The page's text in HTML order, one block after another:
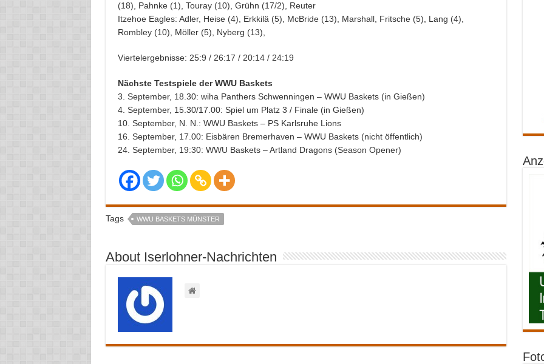
(18), Pahnke (1), Touray (10), Grühn (17/2), Reuter
Itzehoe Eagles: Adler, Heise (4), Erkkilä (5), McBride (13), Marshall, Fritsche (5), Lang (4),
Rombley (10), Möller (5), Nyberg (13),
Viertelergebnisse: 25:9 / 26:17 / 20:14 / 24:19
Nächste Testspiele der WWU Baskets
3. September, 18.30: wiha Panthers Schwenningen – WWU Baskets (in Gießen)
4. September, 15.30/17.00: Spiel um Platz 3 / Finale (in Gießen)
10. September, N. N.: WWU Baskets – PS Karlsruhe Lions
16. September, 17.00: Eisbären Bremerhaven – WWU Baskets (nicht öffentlich)
24. September, 19:30: WWU Baskets – Artland Dragons (Season Opener)
Tags WWU BASKETS MÜNSTER
About Iserlohner-Nachrichten